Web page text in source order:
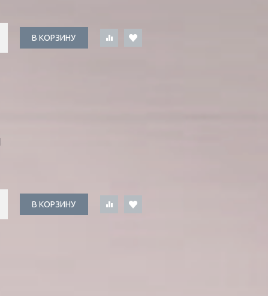
В КОРЗИНУ
В КОРЗИНУ